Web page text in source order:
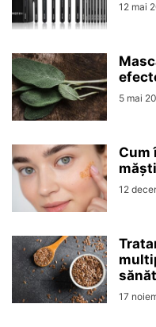
12 mai
5 mai
Cum
12
17